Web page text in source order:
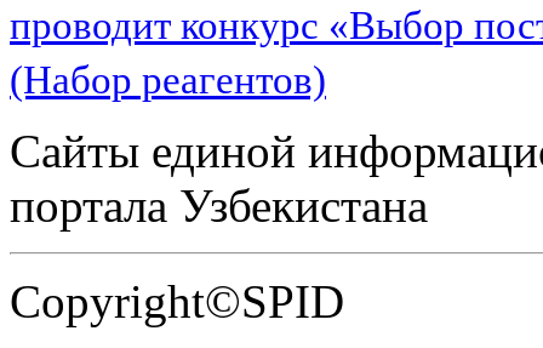
проводит конкурс «Выбор
(Набор реагентов)
Сайты единой
портала Узбекистана
Copyright©SPID